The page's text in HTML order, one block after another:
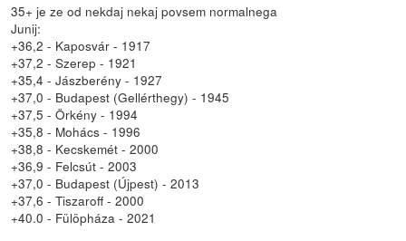
35+ je ze od nekdaj nekaj povsem normalnega
Junij:
+36,2 - Kaposvár - 1917
+37,2 - Szerep - 1921
+35,4 - Jászberény - 1927
+37,0 - Budapest (Gellérthegy) - 1945
+37,5 - Örkény - 1994
+35,8 - Mohács - 1996
+38,8 - Kecskemét - 2000
+36,9 - Felcsút - 2003
+37,0 - Budapest (Újpest) - 2013
+37,6 - Tiszaroff - 2000
+40.0 - Fülöpháza - 2021